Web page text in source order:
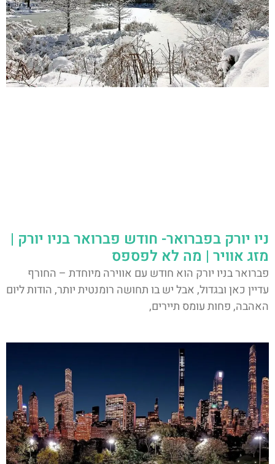
ניו יורק בפברואר- חודש פברואר בניו יורק |
מזג אוויר | מה לא לפספס
פברואר בניו יורק הוא חודש עם אווירה מיוחדת – החורף
עדיין כאן ובגדול, אבל יש בו תחושה רומנטית יותר, הודות ליום
האהבה, פחות עומס תיירים,